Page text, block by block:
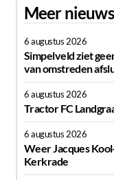
Meer nieuws
6 augustus 2026
Simpelveld ziet
van omstreden
6 augustus 2026
Tractor FC
6 augustus 2026
Weer Jacques
Kerkrade